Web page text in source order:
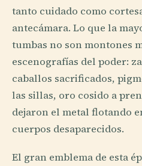
tanto cuidado como
antecámara. Lo que la
tumbas no son montones
escenografías del poder:
caballos sacrificados,
las sillas, oro cosido a
dejaron el metal flotando
cuerpos desaparecidos.
El gran emblema de esta